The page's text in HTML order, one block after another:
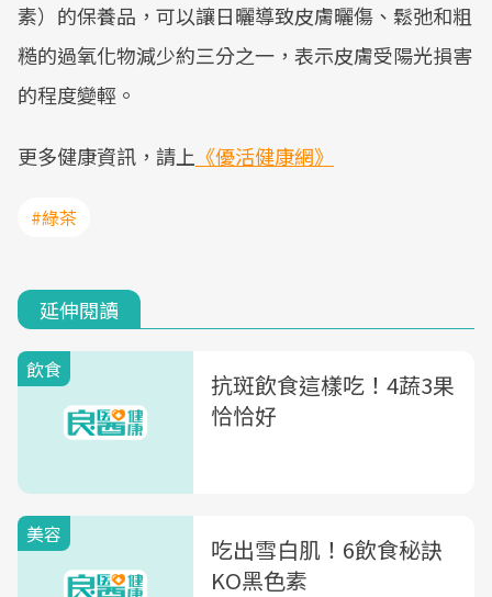
素）的保養品，可以讓日曬導致皮膚曬傷、鬆弛和粗
糙的過氧化物減少約三分之一，表示皮膚受陽光損害
的程度變輕。
更多健康資訊，請上 《優活健康網》
#綠茶
延伸閱讀
飲食
抗斑飲食這樣吃！4蔬3果
恰恰好
美容
吃出雪白肌！6飲食秘訣
KO黑色素